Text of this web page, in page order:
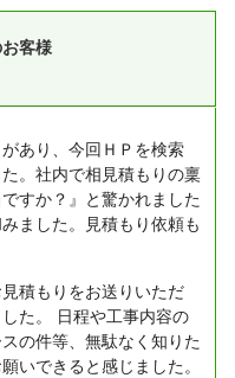
客様
あり、今回ＨＰを検索
。社内で相見積もりの稟
すか？』と驚かれました
ました。見積もり依頼も
積もりをお送りいただ
た。
日程や工事内容の
の件等、無駄なく知りた
いできると感じました。